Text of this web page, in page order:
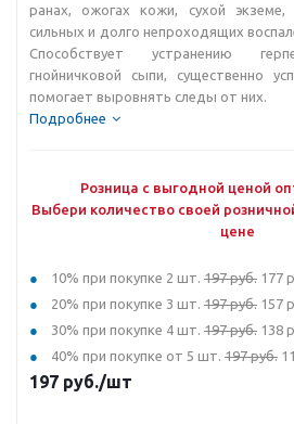
ранах, ожогах кожи, сухой экземе,
сильных и долго непроходящих
Способствует устранению
гнойничковой сыпи, существенно
помогает выровнять следы от них.
Подробнее
Розница с выгодной ценой
Выбери количество своей
цене
10% при покупке 2 шт. 197 руб. 177
20% при покупке 3 шт. 197 руб. 157
30% при покупке 4 шт. 197 руб. 138
40% при покупке от 5 шт. 197 руб.
197 руб./шт